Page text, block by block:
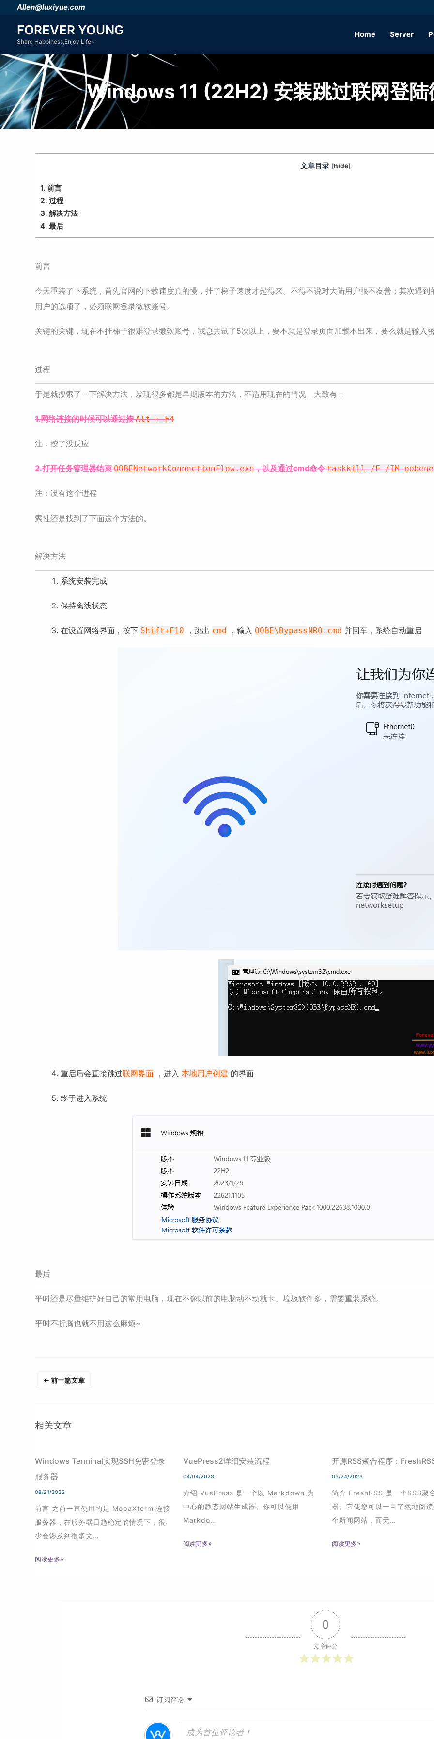
Allen@luxiyue.com
FOREVER YOUNG
Share Happiness,Enjoy Life~
Home Server
Windows 11 (22H2) 安装跳过联网登陆
文章目录 [hide]
1. 前言
2. 过程
3. 解决方法
4. 最后
前言
今天重装了下系统，首先官网的下载速度真的慢，挂了梯子速度才起得来。不得不说对大陆用户很不友善；其次遇
用户的选项了，必须联网登录微软账号。
关键的关键，现在不挂梯子很难登录微软账号，我总共试了5次以上，要不就是登录页面加载不出来，要么就是输入密
过程
于是就搜索了一下解决方法，发现很多都是早期版本的方法，不适用现在的情况，大致有：
1.网络连接的时候可以通过按Alt + F4
注：按了没反应
2.打开任务管理器结束OOBENetworkConnectionFlow.exe，以及通过cmd命令taskkill /F /IM
注：没有这个进程
索性还是找到了下面这个方法的。
解决方法
系统安装完成
保持离线状态
在设置网络界面，按下 Shift+F10 ，跳出 cmd ，输入 OOBE\BypassNRO.cmd 并回车，系统自动重启
重启后会直接跳过联网界面 ，进入 本地用户创建 的界面
终于进入系统
最后
平时还是尽量维护好自己的常用电脑，现在不像以前的电脑动不动就卡、垃圾软件多，需要重装系统。
平时不折腾也就不用这么麻烦~
← 前一篇文章
相关文章
Windows Terminal实现SSH免密登录
服务器
08/21/2023
前言 之前一直使用的是 MobaXterm 连接
服务器，在服务器日趋稳定的情况下，很
少会涉及到很多文…
阅读更多»
VuePress2详细安装流程
04/04/2023
介绍 VuePress 是一个以 Markdown 为
中心的静态网站生成器。你可以使用
Markdo…
阅读更多»
开源RSS聚合程序：
03/24/2023
简介 FreshRSS 是一个RSS聚
器。它使您可以一目了然地阅
个新闻网站，而无…
阅读更多»
0
文章评分
订阅评论